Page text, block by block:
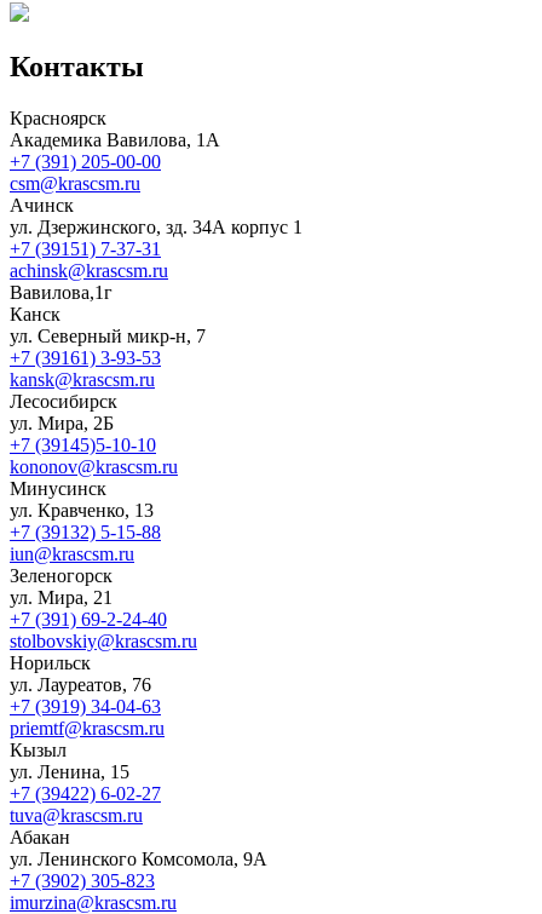
Контакты
Красноярск
Академика Вавилова, 1А
+7 (391) 205-00-00
csm@krascsm.ru
Ачинск
ул. Дзержинского, зд. 34А корпус 1
+7 (39151) 7-37-31
achinsk@krascsm.ru
Вавилова,1г
Канск
ул. Северный микр-н, 7
+7 (39161) 3-93-53
kansk@krascsm.ru
Лесосибирск
ул. Мира, 2Б
+7 (39145)5-10-10
kononov@krascsm.ru
Минусинск
ул. Кравченко, 13
+7 (39132) 5-15-88
iun@krascsm.ru
Зеленогорск
ул. Мира, 21
+7 (391) 69-2-24-40
stolbovskiy@krascsm.ru
Норильск
ул. Лауреатов, 76
+7 (3919) 34-04-63
priemtf@krascsm.ru
Кызыл
ул. Ленина, 15
+7 (39422) 6-02-27
tuva@krascsm.ru
Абакан
ул. Ленинского Комсомола, 9А
+7 (3902) 305-823
imurzina@krascsm.ru